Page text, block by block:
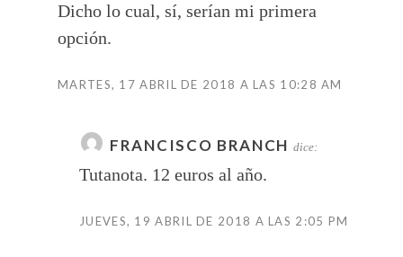
Dicho lo cual, sí, serían mi primera
opción.
MARTES, 17 ABRIL DE 2018 A LAS 10:28 AM
FRANCISCO BRANCH dice:
Tutanota. 12 euros al año.
JUEVES, 19 ABRIL DE 2018 A LAS 2:05 PM